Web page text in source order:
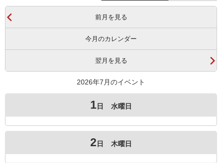
前月を見る
今月のカレンダー
翌月を見る
2026年7月のイベント
1 日 水曜日
2 日 木曜日